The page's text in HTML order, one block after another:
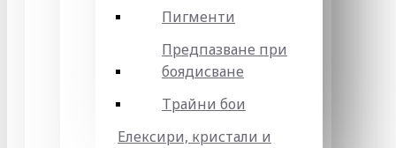
Пигменти
Предпазване при
боядисване
Трайни бои
Елексири, кристали и